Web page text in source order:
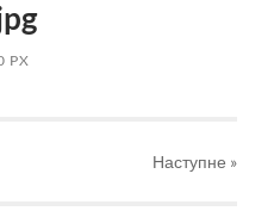
PX
Наступне »